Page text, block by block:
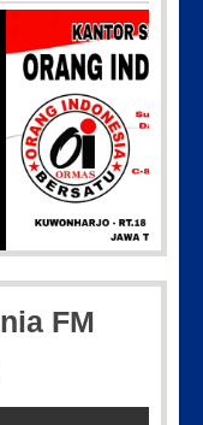
12_11-55-35-604
FM